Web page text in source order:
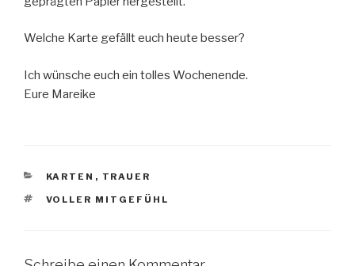
Welche Karte gefällt euch heute besser?
Ich wünsche euch ein tolles Wochenende.
Eure Mareike
KATEGORIEN
KARTEN , TRAUER
SCHLAGWÖRTER
VOLLER MITGEFÜHL